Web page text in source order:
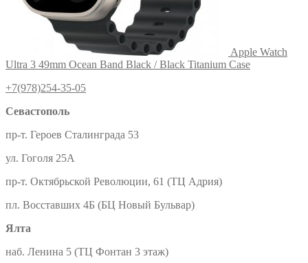
Apple Watch
Ultra 3 49mm Ocean Band Black / Black Titanium Case
+7(978)254-35-05
Севастополь
пр-т. Героев Сталинграда 53
ул. Гоголя 25А
пр-т. Октябрьской Революции, 61 (ТЦ Адрия)
пл. Восставших 4Б (БЦ Новый Бульвар)
Ялта
наб. Ленина 5 (ТЦ Фонтан 3 этаж)